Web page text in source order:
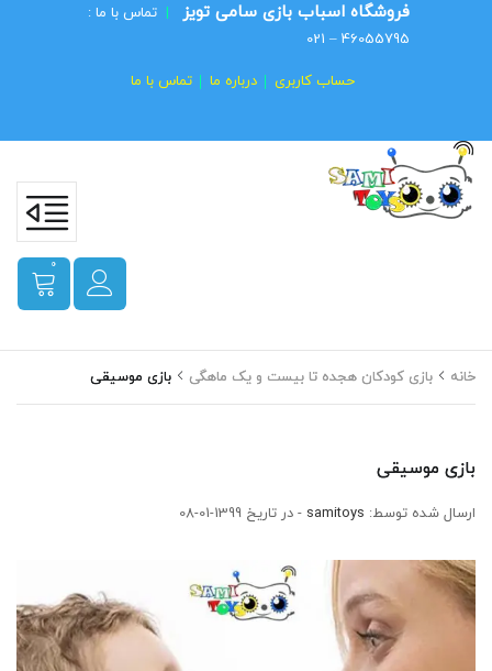
فروشگاه اسباب بازی سامی تویز | تماس با ما :
46055795 – 021
حساب کاربری درباره ما تماس با ما
0
خانه بازی کودکان هجده تا بیست و یک ماهگی بازی موسیقی
بازی موسیقی
ارسال شده توسط: samitoys - در تاریخ 1399-01-08